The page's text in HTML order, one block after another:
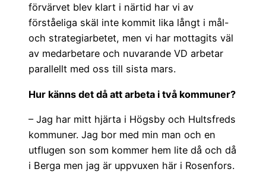
förvärvet blev klart i närtid har vi av
förståeliga skäl inte kommit lika långt i mål-
och strategiarbetet, men vi har mottagits väl
av medarbetare och nuvarande VD arbetar
parallellt med oss till sista mars.
Hur känns det då att arbeta i två kommuner?
– Jag har mitt hjärta i Högsby och Hultsfreds
kommuner. Jag bor med min man och en
utflugen son som kommer hem lite då och då
i Berga men jag är uppvuxen här i Rosenfors.